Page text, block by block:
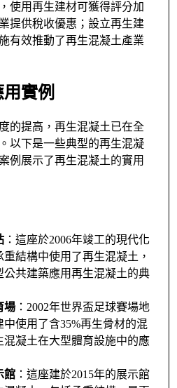
使用再生建材可獲得評分加
提供稅收優惠；設立再生建
有效推動了再生混凝土產業
實例
的提高，再生混凝土已在全
以下是一些典型的再生混凝
例展示了再生混凝土的實用
：這座於2006年竣工的現代化
結構中使用了再生混凝土，
公共建築應用再生混凝土的典
場 ：2002年世界盃足球賽場地
使用了含35%再生骨材的混
混凝土在大型體育設施中的應
館 ：這座建於2015年的展示館